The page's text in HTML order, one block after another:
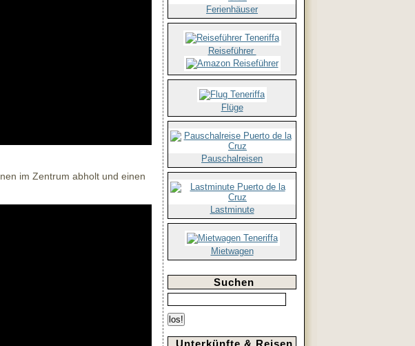
Ferienhäuser
Reiseführer
Flüge
Pauschalreisen
Lastminute
Mietwagen
Suchen
Unterkünfte & Reisen
im Zentrum abholt und einen